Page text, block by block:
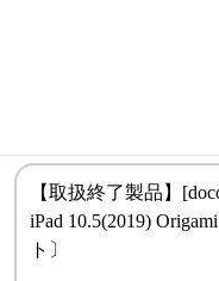
には、日本では珍し
【取扱終了製品】
iPad 10.5(2019)
ト〕